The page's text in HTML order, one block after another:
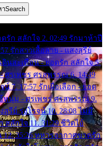
าSearch
รัก สลักใจ 2. 02:49 รักมาห้าปี
รักสาวเสื้อลาย - แสงสุรีย์
ดินสะเทือน - ยอดรัก สลักใจ 5.
ศรเพชร ศรสุพรรณ 6. 14:49
7. 17:57 รักเผื่อเลือก - ยอด
หนุ่ม - ศรเพชร ศรสุพรรณ 9.
รีย์ รุ่งโรจน์ 10. 28:08 ไม่มี
สลักใจ 11. 31:29 ชีวิตไอ้
35:26 ทหารอากาศขาดรัก